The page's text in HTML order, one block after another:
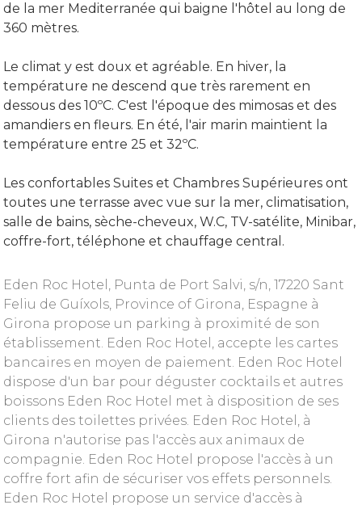
de la mer Mediterranée qui baigne l'hôtel au long de
360 mètres.
Le climat y est doux et agréable. En hiver, la
température ne descend que très rarement en
dessous des 10ºC. C'est l'époque des mimosas et des
amandiers en fleurs. En été, l'air marin maintient la
température entre 25 et 32ºC.
Les confortables Suites et Chambres Supérieures ont
toutes une terrasse avec vue sur la mer, climatisation,
salle de bains, sèche-cheveux, W.C, TV-satélite, Minibar,
coffre-fort, téléphone et chauffage central.
Eden Roc Hotel, Punta de Port Salvi, s/n, 17220 Sant
Feliu de Guíxols, Province of Girona, Espagne à
Girona propose un parking à proximité de son
établissement. Eden Roc Hotel, accepte les cartes
bancaires en moyen de paiement. Eden Roc Hotel
dispose d'un bar pour déguster cocktails et autres
boissons Eden Roc Hotel met à disposition de ses
clients des toilettes privées. Eden Roc Hotel, à
Girona n'autorise pas l'accès aux animaux de
compagnie. Eden Roc Hotel propose l'accès à un
coffre fort afin de sécuriser vos effets personnels.
Eden Roc Hotel propose un service d'accès à